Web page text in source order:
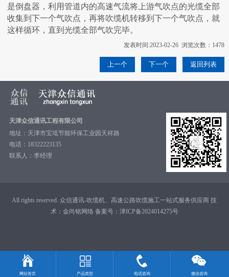
是倒盘器，利用管道内的高速气流将上游气吹点的光缆全部
收集到下一个气吹点，再将吹缆机转移到下一个气吹点，就
这样循环，直到光缆全部气吹完毕。
发表时间:2023-02-26 浏览次数：1478
上一个 下一个 返回列表
天津众信通讯工程有限公司
地址：天津市宝坻节能环保工业园天祥路
电话：18322223135
联系人：李经理
All rights reserved. 众信通讯-吹缆机、高速公路吹缆施工一站式服务供应商 技
术： 金尚铭网络 备案号： 津ICP备2024014275号
网站首页 产品类型 电话咨询 微信咨询